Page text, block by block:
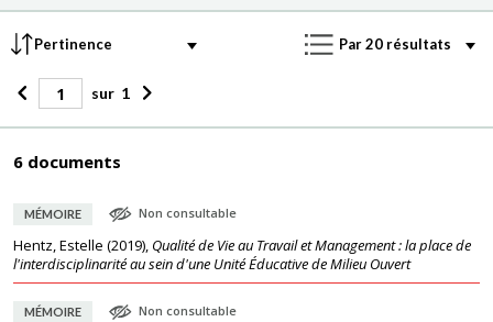
sur 1
6 documents
MÉMOIRE Non consultable
Hentz, Estelle (2019), Qualité de Vie au Travail et Management : la place de
l'interdisciplinarité au sein d'une Unité Éducative de Milieu Ouvert
MÉMOIRE Non consultable